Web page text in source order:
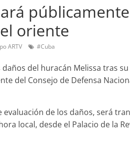
oriente
ARTV #Cuba
daños del huracán Melissa tras
del Consejo de Defensa
de los daños, será
local, desde el Palacio de la